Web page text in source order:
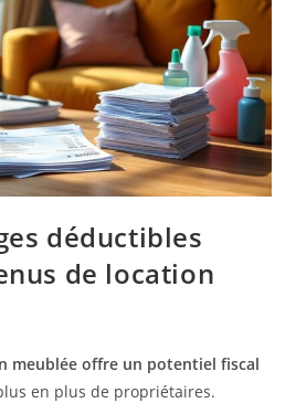
déductibles
de location
meublée offre un potentiel fiscal
en plus de propriétaires.